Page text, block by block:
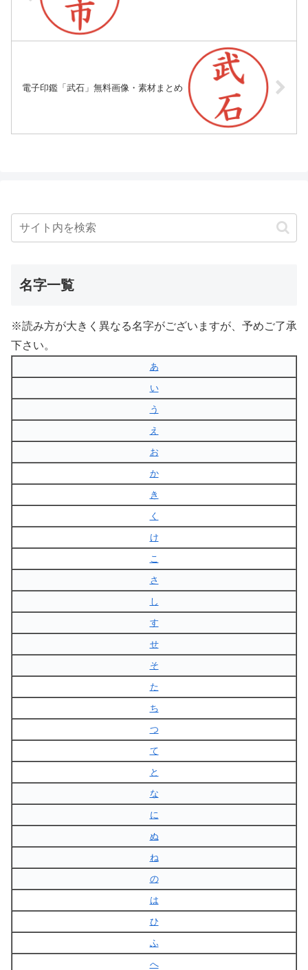
電子印鑑「武石」無料画像・素材まとめ
名字一覧
※読み方が大きく異なる名字がございますが、予めご了承
下さい。
あ
い
う
え
お
か
き
く
け
こ
さ
し
す
せ
そ
た
ち
つ
て
と
な
に
ぬ
ね
の
は
ひ
ふ
へ